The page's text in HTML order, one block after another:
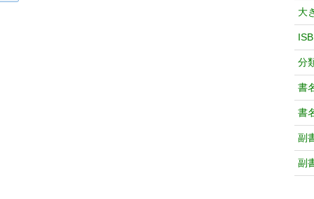
大
分
書
書
副
副